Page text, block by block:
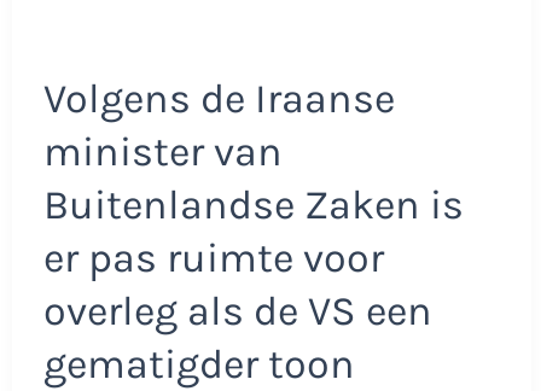
Volgens de Iraanse
minister van
Buitenlandse Zaken is
er pas ruimte voor
overleg als de VS een
gematigder toon